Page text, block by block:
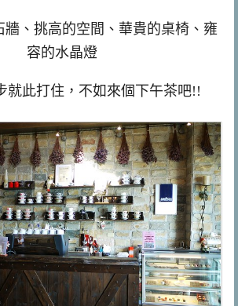
牆、挑高的空間、華貴的桌椅、雍
容的水晶燈
就此打住，不如來個下午茶吧!!